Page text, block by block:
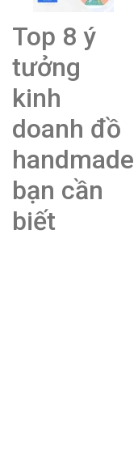
Top 8 ý
tưởng
kinh
doanh đồ
handmade
bạn cần
biết